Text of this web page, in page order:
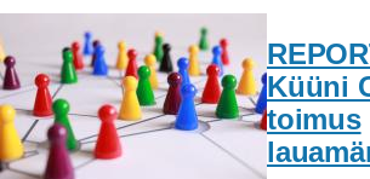
Küüni
toimus